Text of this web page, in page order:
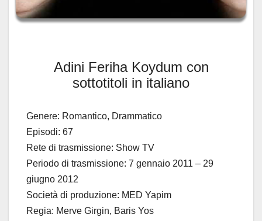
Adini Feriha Koydum con
sottotitoli in italiano
Genere: Romantico, Drammatico
Episodi: 67
Rete di trasmissione: Show TV
Periodo di trasmissione: 7 gennaio 2011 – 29
giugno 2012
Società di produzione: MED Yapim
Regia: Merve Girgin, Baris Yos